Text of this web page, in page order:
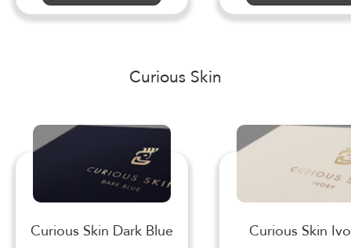
Curious Skin
Curious Skin Dark Blue Curious Skin